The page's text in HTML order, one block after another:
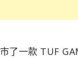
了一款 TUF